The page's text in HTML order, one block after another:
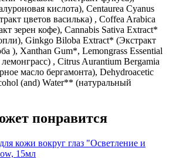
кислота), Centaurea Cyanus
цветов василька) , Coffea Arabica
зерен кофе), Cannabis Sativa Extract*
Ginkgo Biloba Extract* (Экстракт
), Xanthan Gum*, Lemongrass Essential
, Citrus Aurantium Bergamia
масло бергамонта), Dehydroacetic
(and) Water** (натуральный
понравится